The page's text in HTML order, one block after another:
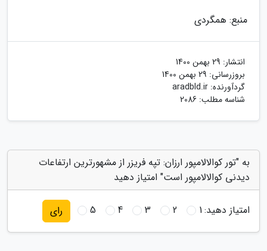
منبع: همگردی
انتشار: 29 بهمن 1400
بروزرسانی: 29 بهمن 1400
گردآورنده: aradbld.ir
شناسه مطلب: 2086
به "تور کوالالامپور ارزان: تپه فریزر از مشهورترین ارتفاعات
دیدنی کوالالامپور است" امتیاز دهید
امتیاز دهید:1
2
3
4
5 رای